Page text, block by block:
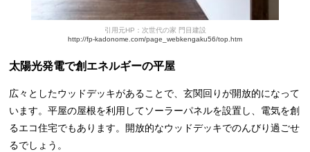
引用元HP：次世代の家 門目建設
http://fp-kadonome.com/page_webkengaku56/top.htm
太陽光発電で創エネルギーの平屋
広々としたウッドデッキがあることで、玄関回りが開放的になって
います。平屋の屋根を利用してソーラーパネルを設置し、電気を創
るエコ住宅でもあります。開放的なウッドデッキでのんびり過ごせ
るでしょう。